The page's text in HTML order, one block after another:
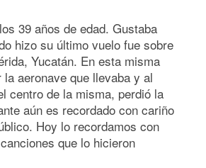
39 años de edad. Gustaba
hizo su último vuelo fue sobre
Yucatán. En esta misma
aeronave que llevaba y al
centro de la misma, perdió la
aún es recordado con cariño
Hoy lo recordamos con
que lo hicieron